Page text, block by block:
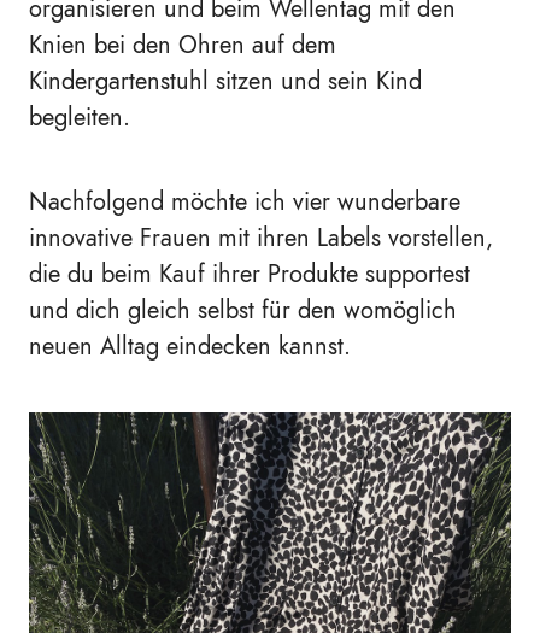
organisieren und beim Wellentag mit den
Knien bei den Ohren auf dem
Kindergartenstuhl sitzen und sein Kind
begleiten.
Nachfolgend möchte ich vier wunderbare
innovative Frauen mit ihren Labels vorstellen,
die du beim Kauf ihrer Produkte supportest
und dich gleich selbst für den womöglich
neuen Alltag eindecken kannst.